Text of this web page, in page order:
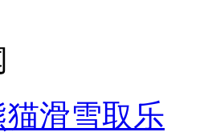
滑雪取乐